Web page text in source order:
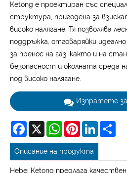
Ketong е проектиран със
структура, пригодена за
високо налягане. Тя позволява
поддръжка, отговаряйки
за пренос на газ, както и на
безопасност и околната среда
под високо налягане.
Изпратете
Facebook
X WhatsAppPinterestLinkedIn
Описание на продукта
Hebei Ketong предлага